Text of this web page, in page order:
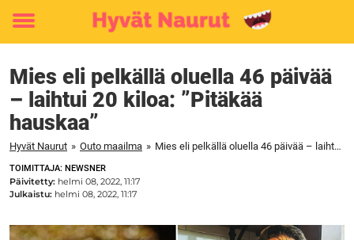
Toggle
Mies eli pelkällä oluella 46 päivää
– laihtui 20 kiloa: ”Pitäkää
hauskaa”
Hyvät Naurut » Outo maailma » Mies eli pelkällä oluella 46 päivää – laihtui 20 kiloa: "Pitäkää hauskaa"
TOIMITTAJA: NEWSNER
Päivitetty: helmi 08, 2022, 11:17
Julkaistu: helmi 08, 2022, 11:17